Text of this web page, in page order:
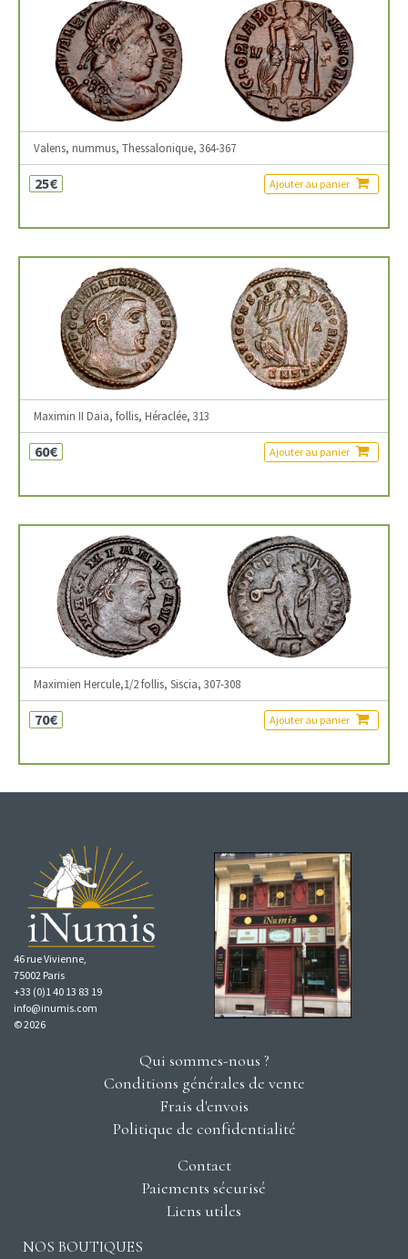
Valens, nummus, Thessalonique, 364-367
25€ Ajouter au panier
Maximin II Daia, follis, Héraclée, 313
60€ Ajouter au panier
Maximien Hercule,1/2 follis, Siscia, 307-308
70€ Ajouter au panier
46 rue Vivienne,
75002 Paris
+33 (0)1 40 13 83 19
info@inumis.com
© 2026
Qui sommes-nous ?
Conditions générales de vente
Frais d'envois
Politique de confidentialité
Contact
Paiements sécurisé
Liens utiles
NOS BOUTIQUES